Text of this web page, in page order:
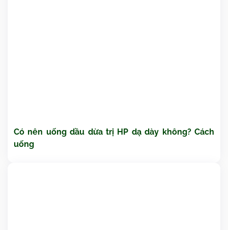
Có nên uống dầu dừa trị HP dạ dày không? Cách
uống